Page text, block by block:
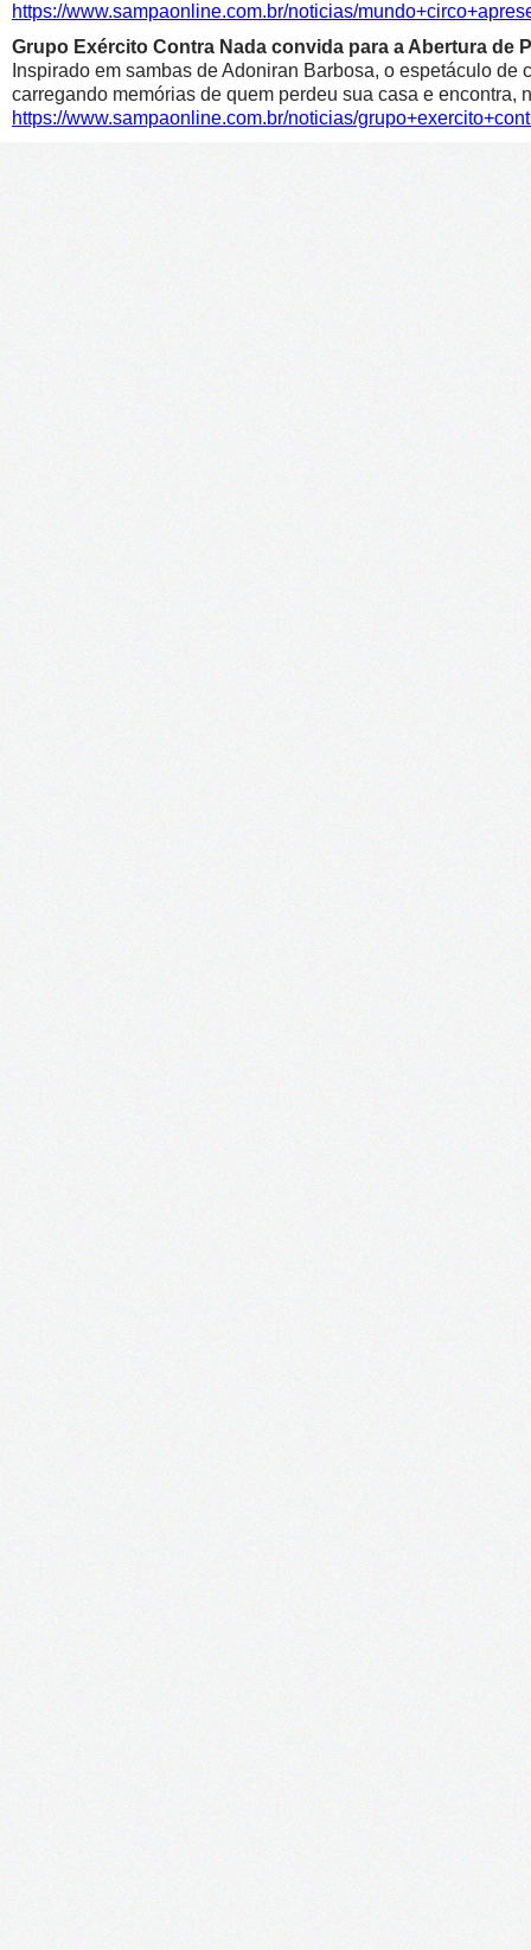
https://www.sampaonline.com.br/noticias/
Grupo Exército Contra Nada convida para a Abertura de
Inspirado em sambas de Adoniran Barbosa, o espetáculo
carregando memórias de quem perdeu sua casa e encontra,
https://www.sampaonline.com.br/noticias/